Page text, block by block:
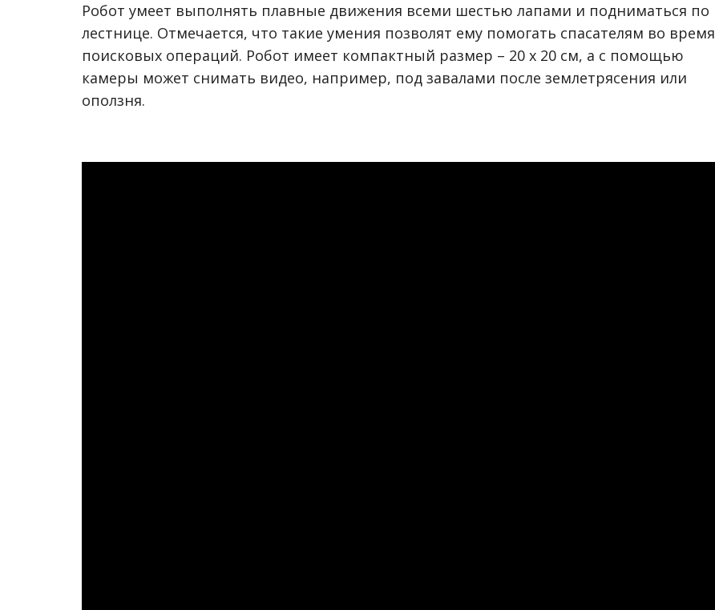
Робот умеет выполнять плавные движения всеми шестью лапами и подниматься по
лестнице. Отмечается, что такие умения позволят ему помогать спасателям во время
поисковых операций. Робот имеет компактный размер – 20 х 20 см, а с помощью
камеры может снимать видео, например, под завалами после землетрясения или
оползня.